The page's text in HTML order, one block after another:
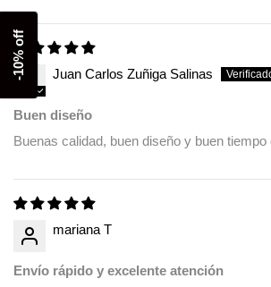
Juan Carlos Zuñiga Salinas
Buen diseño
Buenas calidad, buen diseño y buen tiempo
mariana T
Envío rápido y excelente atención
Compra ahora y paga a
1
2 En tu cuenta de Mercado Pago,
cantidad de mesesy confirma.
débito u otros medios.
-10% off